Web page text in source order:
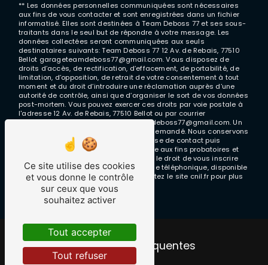
** Les données personnelles communiquées sont nécessaires
aux fins de vous contacter et sont enregistrées dans un fichier
informatisé. Elles sont destinées à Team Deboss 77 et ses sous-
traitants dans le seul but de répondre à votre message. Les
données collectées seront communiquées aux seuls
destinataires suivants: Team Deboss 77 12 Av. de Rebais, 77510
Bellot garageteamdeboss77@gmail.com. Vous disposez de
droits d’accès, de rectification, d’effacement, de portabilité, de
limitation, d’opposition, de retrait de votre consentement à tout
moment et du droit d’introduire une réclamation auprès d’une
autorité de contrôle, ainsi que d’organiser le sort de vos données
post-mortem. Vous pouvez exercer ces droits par voie postale à
l'adresse 12 Av. de Rebais, 77510 Bellot ou par courrier
électronique à l'adresse garageteamdeboss77@gmail.com. Un
justificatif d'identité pourra vous être demandé. Nous conservons
vos données pendant la période de prise de contact puis
pendant la durée de prescription légale aux fins probatoires et
de gestion des contentieux. Vous avez le droit de vous inscrire
sur la liste d'opposition au démarchage téléphonique, disponible
à cette adresse:Bloctel.gouv.fr. Consultez le site cnil.fr pour plus
d’informations sur vos droits.
Recherches fréquentes
Ce site utilise des cookies
et vous donne le contrôle
sur ceux que vous
souhaitez activer
Tout accepter
Tout refuser